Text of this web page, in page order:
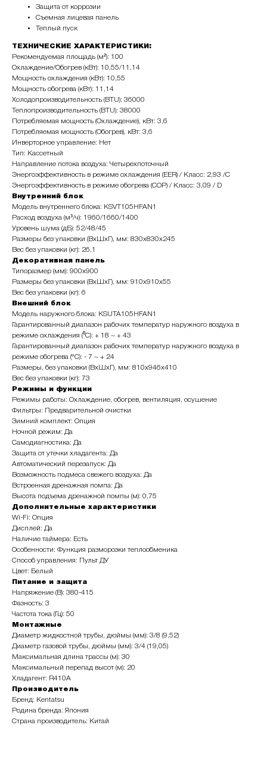
Защита от коррозии
Съемная лицевая панель
Теплый пуск
ТЕХНИЧЕСКИЕ ХАРАКТЕРИСТИКИ:
Рекомендуемая площадь (м²): 100
Охлаждение/Обогрев (кВт): 10,55/11,14
Мощность охлаждения (кВт): 10,55
Мощность обогрева (кВт): 11,14
Холодопроизводительность (BTU): 36000
Теплопроизводительность (BTU): 38000
Потребляемая мощность (Охлаждение), кВт: 3,6
Потребляемая мощность (Обогрев), кВт: 3,6
Инверторное управление: Нет
Тип: Кассетный
Направление потока воздуха: Четырехпоточный
Энергоэффективность в режиме охлаждения (EER) / Класс: 2,93 /С
Энергоэффективность в режиме обогрева (COP) / Класс: 3,09 / D
Внутренний блок
Модель внутреннего блока: KSVT105HFAN1
Расход воздуха (м³/ч): 1960/1660/1400
Уровень шума (дБ): 52/48/45
Размеры без упаковки (ВхШхГ), мм: 830х830х245
Вес без упаковки (кг): 26,1
Декоративная панель
Типоразмер (мм): 900х900
Размеры без упаковки (ВхШхГ), мм: 910х910х55
Вес без упаковки (кг): 6
Внешний блок
Модель наружного блока: KSUTA105HFAN1
Гарантированный диапазон рабочих температур наружного воздуха в
режиме охлаждения (⁰С): + 18 ~ + 43
Гарантированный диапазон рабочих температур наружного воздуха в
режиме обогрева (°С): - 7 ~ + 24
Размеры, без упаковки (ВхШхГ), мм: 810х946х410
Вес без упаковки (кг): 73
Режимы и функции
Режимы работы: Охлаждение, обогрев, вентиляция, осушение
Фильтры: Предварительной очистки
Зимний комплект: Опция
Ночной режим: Да
Самодиагностика: Да
Защита от утечки хладагента: Да
Автоматический перезапуск: Да
Возможность подмеса свежего воздуха: Да
Встроенная дренажная помпа: Да
Высота подъема дренажной помпы (м): 0,75
Дополнительные характеристики
Wi-Fi: Опция
Дисплей: Да
Наличие таймера: Есть
Особенности: Функция разморозки теплообменика
Способ управления: Пульт ДУ
Цвет: Белый
Питание и защита
Напряжение (В): 380-415
Фазность: 3
Частота тока (Гц): 50
Монтажные
Диаметр жидкостной трубы, дюймы (мм): 3/8 (9,52)
Диаметр газовой трубы, дюймы (мм): 3/4 (19,05)
Максимальная длина трассы (м): 30
Максимальный перепад высот (м): 20
Хладагент: R410A
Производитель
Бренд: Kentatsu
Родина бренда: Япония
Страна производитель: Китай